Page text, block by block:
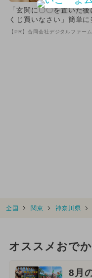
「玄関に〇〇を置いた
くじ買いなさい」簡単に
【PR】合同会社デジタルファーム
全国 関東 神奈川県
オススメおで
8月